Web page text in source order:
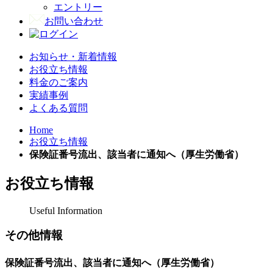
エントリー
お問い合わせ
お知らせ・新着情報
お役立ち情報
料金のご案内
実績事例
よくある質問
Home
お役立ち情報
保険証番号流出、該当者に通知へ（厚生労働省）
お役立ち情報
Useful Information
その他情報
保険証番号流出、該当者に通知へ（厚生労働省）